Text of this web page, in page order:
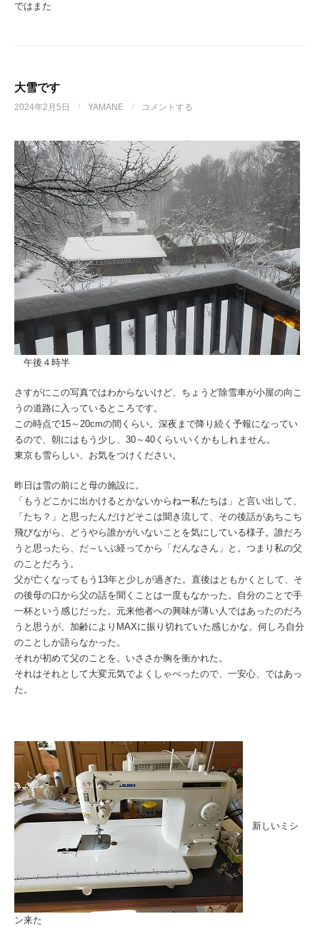
ではまた
大雪です
2024年2月5日 / YAMANE / コメントする
午後４時半
さすがにこの写真ではわからないけど、ちょうど除雪車が小屋の向こ
うの道路に入っているところです。
この時点で15～20cmの間くらい。深夜まで降り続く予報になってい
るので、朝にはもう少し、30～40くらいいくかもしれません。
東京も雪らしい、お気をつけください。
昨日は雪の前にと母の施設に。
「もうどこかに出かけるとかないからねー私たちは」と言い出して、
「たち？」と思ったんだけどそこは聞き流して、その後話があちこち
飛びながら、どうやら誰かがいないことを気にしている様子。誰だろ
うと思ったら、だ～いぶ経ってから「だんなさん」と。つまり私の父
のことだろう。
父が亡くなってもう13年と少しが過ぎた。直後はともかくとして、そ
の後母の口から父の話を聞くことは一度もなかった。自分のことで手
一杯という感じだった。元来他者への興味が薄い人ではあったのだろ
うと思うが、加齢によりMAXに振り切れていた感じかな。何しろ自分
のことしか語らなかった。
それが初めて父のことを。いささか胸を衝かれた。
それはそれとして大変元気でよくしゃべったので、一安心、ではあっ
た。
新しいミシ
ン来た